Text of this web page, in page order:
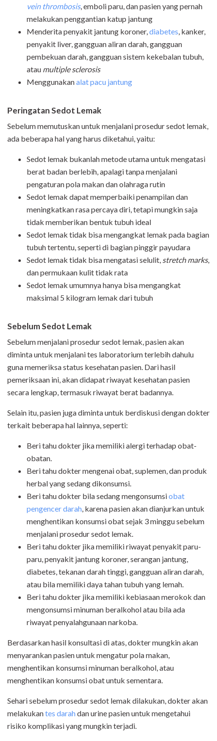
vein thrombosis, emboli paru, dan pasien yang pernah
melakukan penggantian katup jantung
Menderita penyakit jantung koroner,diabetes, kanker,
penyakit liver, gangguan aliran darah, gangguan
pembekuan darah, gangguan sistem kekebalan tubuh,
atau multiple sclerosis
Menggunakanalat pacu jantung
Peringatan Sedot Lemak
Sebelum memutuskan untuk menjalani prosedur sedot lemak,
ada beberapa hal yang harus diketahui, yaitu:
Sedot lemak bukanlah metode utama untuk mengatasi
berat badan berlebih, apalagi tanpa menjalani
pengaturan pola makan dan olahraga rutin
Sedot lemak dapat memperbaiki penampilan dan
meningkatkan rasa percaya diri, tetapi mungkin saja
tidak memberikan bentuk tubuh ideal
Sedot lemak tidak bisa mengangkat lemak pada bagian
tubuh tertentu, seperti di bagian pinggir payudara
Sedot lemak tidak bisa mengatasi selulit, stretch marks,
dan permukaan kulit tidak rata
Sedot lemak umumnya hanya bisa mengangkat
maksimal 5 kilogram lemak dari tubuh
Sebelum Sedot Lemak
Sebelum menjalani prosedur sedot lemak, pasien akan
diminta untuk menjalani tes laboratorium terlebih dahulu
guna memeriksa status kesehatan pasien. Dari hasil
pemeriksaan ini, akan didapat riwayat kesehatan pasien
secara lengkap, termasuk riwayat berat badannya.
Selain itu, pasien juga diminta untuk berdiskusi dengan dokter
terkait beberapa hal lainnya, seperti:
Beri tahu dokter jika memiliki alergi terhadap obat-
obatan.
Beri tahu dokter mengenai obat, suplemen, dan produk
herbal yang sedang dikonsumsi.
Beri tahu dokter bila sedang mengonsumsiobat
pengencer darah, karena pasien akan dianjurkan untuk
menghentikan konsumsi obat sejak 3 minggu sebelum
menjalani prosedur sedot lemak.
Beri tahu dokter jika memiliki riwayat penyakit paru-
paru, penyakit jantung koroner, serangan jantung,
diabetes, tekanan darah tinggi, gangguan aliran darah,
atau bila memiliki daya tahan tubuh yang lemah.
Beri tahu dokter jika memiliki kebiasaan merokok dan
mengonsumsi minuman beralkohol atau bila ada
riwayat penyalahgunaan narkoba.
Berdasarkan hasil konsultasi di atas, dokter mungkin akan
menyarankan pasien untuk mengatur pola makan,
menghentikan konsumsi minuman beralkohol, atau
menghentikan konsumsi obat untuk sementara.
Sehari sebelum prosedur sedot lemak dilakukan, dokter akan
melakukantes darahdan urine pasien untuk mengetahui
risiko komplikasi yang mungkin terjadi.